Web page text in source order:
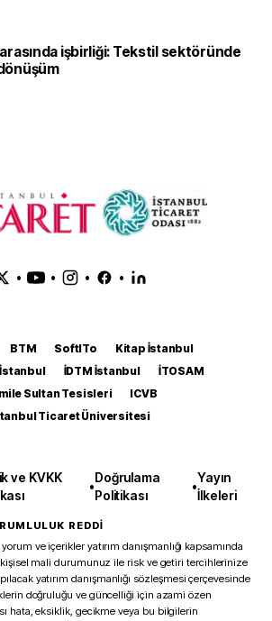
arasında işbirliği: Tekstil sektöründe
• • • •
BTM SoftITo
Kitap İstanbul
İDTM İstanbul
İTOSAM
Sultan Tesisleri
ICVB
Ticaret Üniversitesi
ve KVKK
•
Doğrulama
Politikası
•
Yayın
İlkeleri
REDDİ
ve içerikler yatırım danışmanlığı kapsamında
kişisel mali durumunuz ile risk ve getiri tercihlerinize
yatırım danışmanlığı sözleşmesi çerçevesinde
doğruluğu ve güncelliği için azami özen
hata, eksiklik, gecikme veya bu bilgilerin